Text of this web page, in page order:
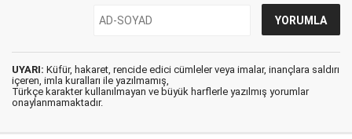
UYARI: Küfür, hakaret, rencide edici cümleler veya imalar, inançlara saldırı
içeren, imla kuralları ile yazılmamış,
Türkçe karakter kullanılmayan ve büyük harflerle yazılmış yorumlar
onaylanmamaktadır.